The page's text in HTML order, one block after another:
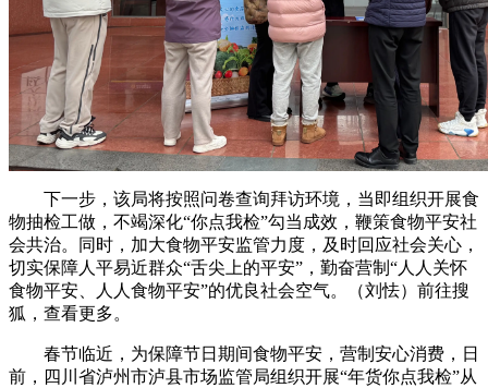
下一步，该局将按照问卷查询拜访环境，当即组织开展食
物抽检工做，不竭深化“你点我检”勾当成效，鞭策食物平安社
会共治。同时，加大食物平安监管力度，及时回应社会关心，
切实保障人平易近群众“舌尖上的平安”，勤奋营制“人人关怀
食物平安、人人食物平安”的优良社会空气。（刘怯）前往搜
狐，查看更多。
春节临近，为保障节日期间食物平安，营制安心消费，日
前，四川省泸州市泸县市场监管局组织开展“年货你点我检”从